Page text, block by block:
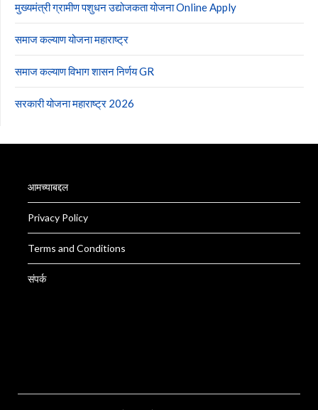
मुख्यमंत्री ग्रामीण पशुधन उद्योजकता योजना Online Apply
समाज कल्याण योजना महाराष्ट्र
समाज कल्याण विभाग शासन निर्णय GR
सरकारी योजना महाराष्ट्र 2026
आमच्याबद्दल
Privacy Policy
Terms and Conditions
संपर्क